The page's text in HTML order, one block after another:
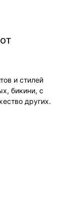
и стилей
бикини, с
других.